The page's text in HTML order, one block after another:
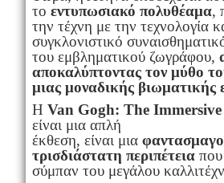
το εντυπωσιακό πολυθέαμα,
την τέχνη με την τεχνολογία
συγκλονιστικό
του εμβληματικού ζωγράφου,
αποκαλύπτοντας τον μύθο
μιαςμοναδικής βιωματικής
Η Van Gogh: The
είναι μια απλή
έκθεση, είναι μια
τρισδιάστατη περιπέτειαπου
σύμπαν του μεγάλου